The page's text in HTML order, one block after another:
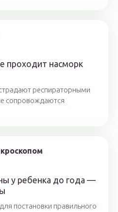
проходит насморк
респираторными
сопровождаются
у ребенка до года —
постановки правильного